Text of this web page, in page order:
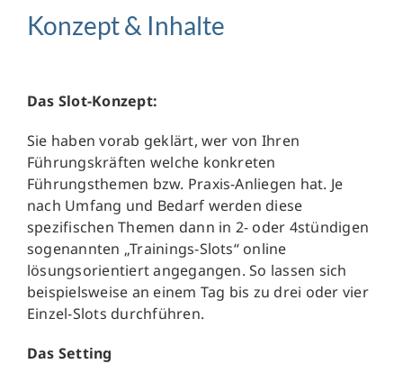
Konzept & Inhalte
Das Slot-Konzept:
Sie haben vorab geklärt, wer von Ihren
Führungskräften welche konkreten
Führungsthemen bzw. Praxis-Anliegen hat. Je
nach Umfang und Bedarf werden diese
spezifischen Themen dann in 2- oder 4stündigen
sogenannten „Trainings-Slots“ online
lösungsorientiert angegangen. So lassen sich
beispielsweise an einem Tag bis zu drei oder vier
Einzel-Slots durchführen.
Das Setting